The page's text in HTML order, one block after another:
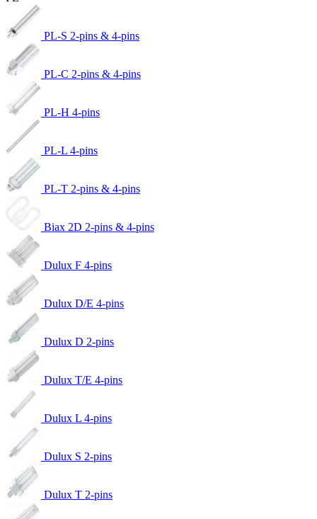
PL-S 2-pins & 4-pins
PL-C 2-pins & 4-pins
PL-H 4-pins
PL-L 4-pins
PL-T 2-pins & 4-pins
Biax 2D 2-pins & 4-pins
Dulux F 4-pins
Dulux D/E 4-pins
Dulux D 2-pins
Dulux T/E 4-pins
Dulux L 4-pins
Dulux S 2-pins
Dulux T 2-pins